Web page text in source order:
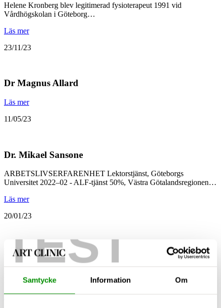
TEST
Samtycke Information Om
Helene Kronberg blev legitimerad fysioterapeut 1991 vid
Vårdhögskolan i Göteborg…
Läs mer
23/11/23
Dr Magnus Allard
Läs mer
11/05/23
Dr. Mikael Sansone
ARBETSLIVSERFARENHET Lektorstjänst, Göteborgs
Universitet 2022–02 - ALF-tjänst 50%, Västra Götalandsregionen…
Läs mer
20/01/23
Dr. Gustav Kalin
Kronoberg jan 2017- ST-läkare, Landstinget Kronoberg…
Läs mer